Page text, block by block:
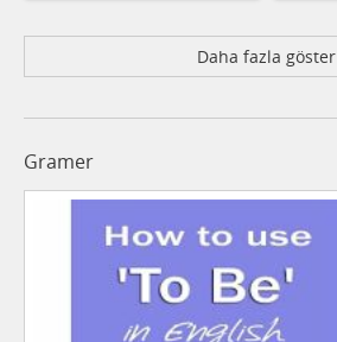
Daha fazla göster
Gramer